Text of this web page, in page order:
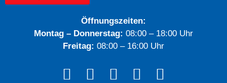
Öffnungszeiten:
Montag – Donnerstag: 08:00 – 18:00 Uhr
Freitag: 08:00 – 16:00 Uhr